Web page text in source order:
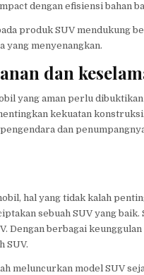
dengan efisiensi bahan
produk SUV mendukung
yang menyenangkan.
dan
yang aman perlu
kekuatan
dan
hal yang tidak kalah
sebuah SUV yang
Dengan berbagai
SUV.
meluncurkan model SUV